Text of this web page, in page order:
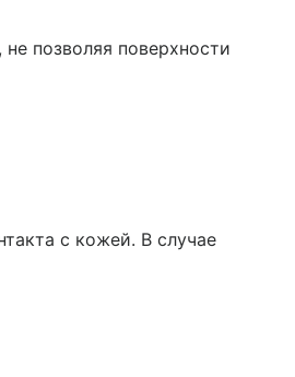
позволяя поверхности
с кожей. В случае